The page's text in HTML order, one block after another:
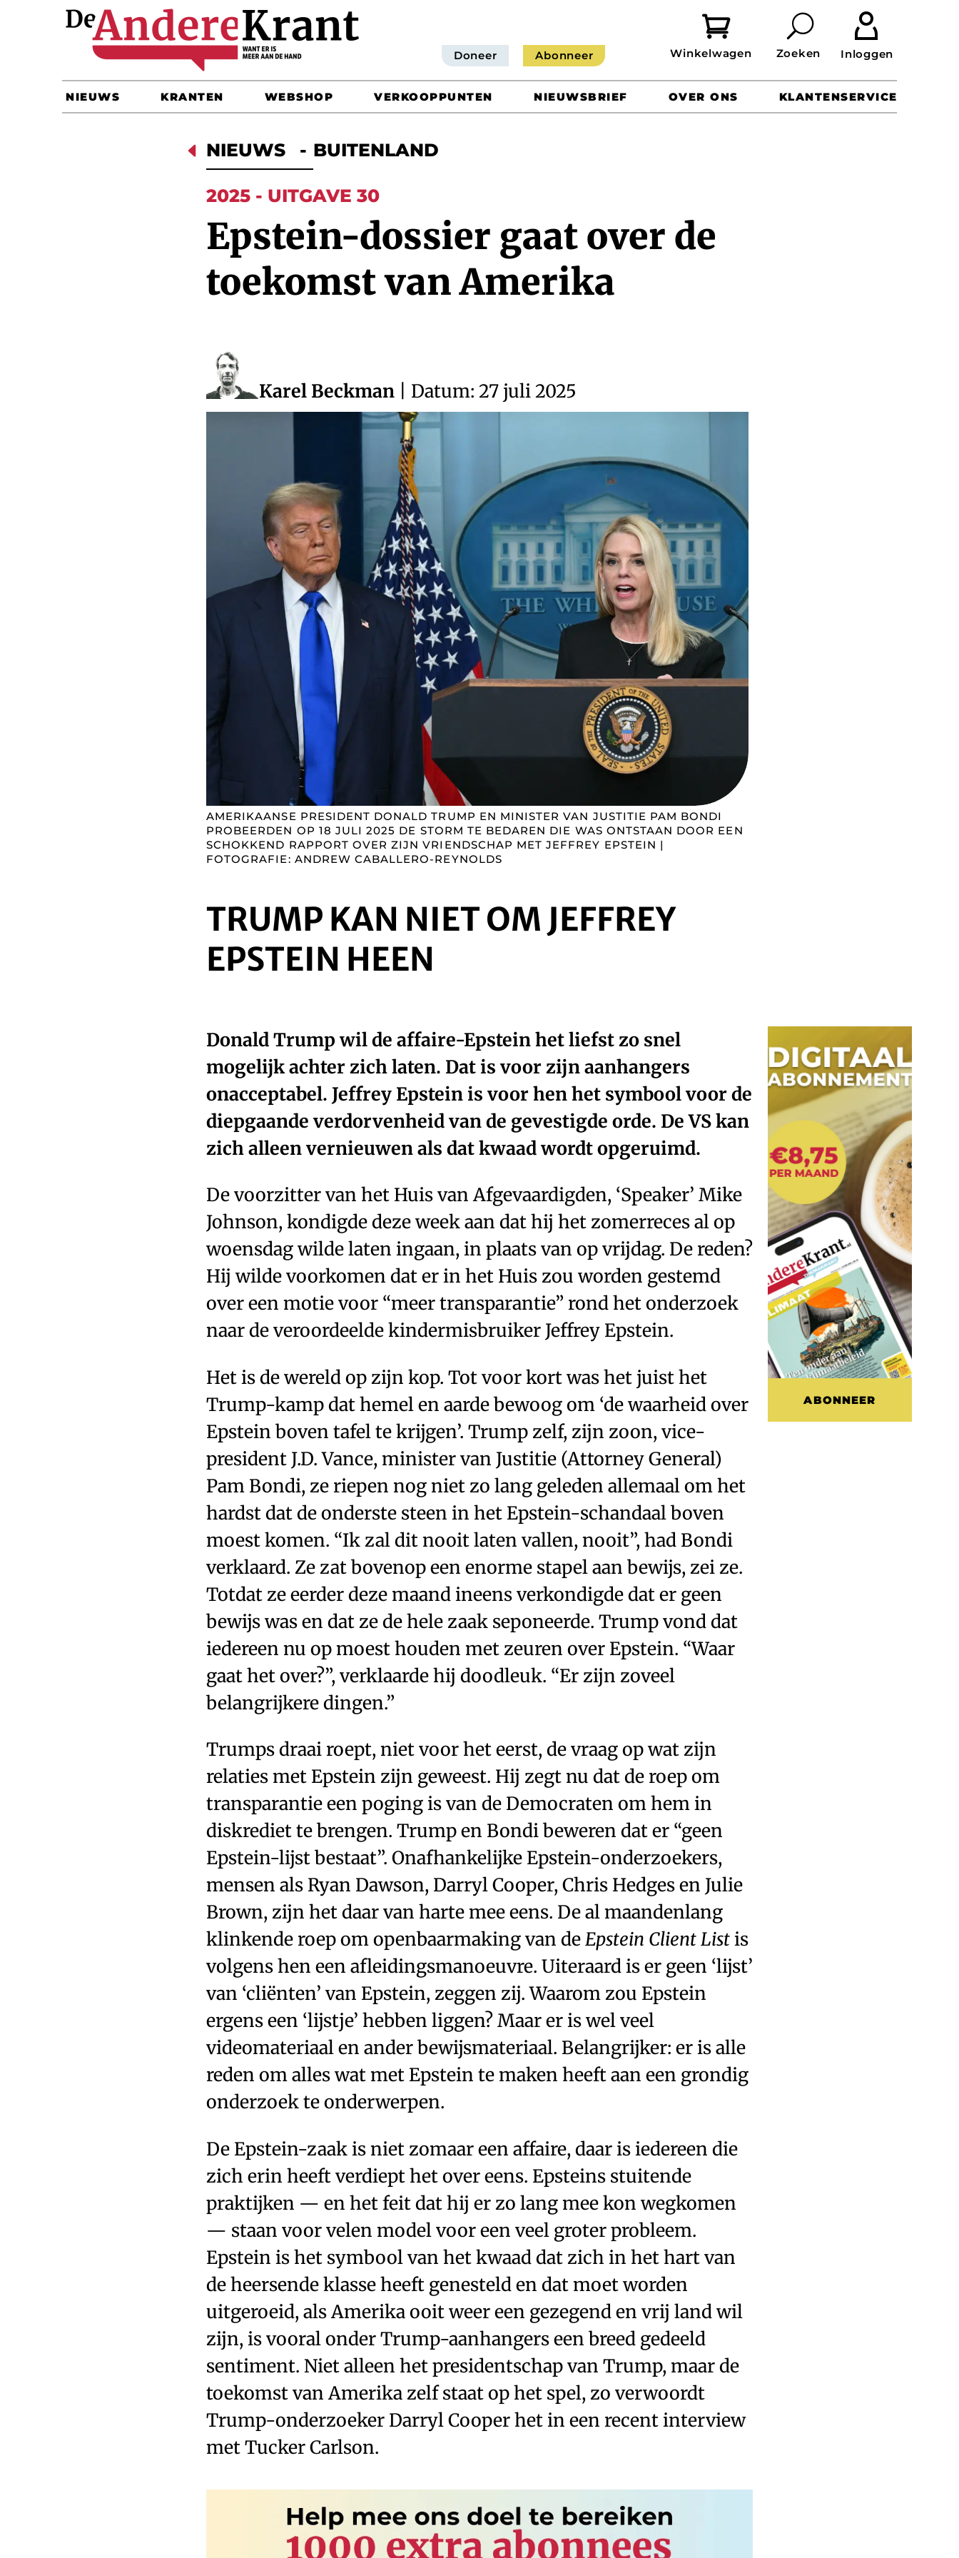
Doneer Abonneer
 
NIEUWS KRANTEN WEBSHOP VERKOOPPUNTEN NIEUWSBRIEF OVER ONS KLANTENSERVICE
D NIEUWS - BUITENLAND
2025 - UITGAVE 30
Epstein-dossier gaat over de
toekomst van Amerika
Karel Beckman| Datum: 27 juli 2025
AMERIKAANSE PRESIDENT DONALD TRUMP EN MINISTER VAN JUSTITIE PAM BONDI
PROBEERDEN OP 18 JULI 2025 DE STORM TE BEDAREN DIE WAS ONTSTAAN DOOR EEN
SCHOKKEND RAPPORT OVER ZIJN VRIENDSCHAP MET JEFFREY EPSTEIN |
FOTOGRAFIE: ANDREW CABALLERO-REYNOLDS
TRUMP KAN NIET OM JEFFREY
EPSTEIN HEEN
Donald Trump wil de affaire-Epstein het liefst zo snel
mogelijk achter zich laten. Dat is voor zijn aanhangers
onacceptabel. Jeffrey Epstein is voor hen het symbool voor de
diepgaande verdorvenheid van de gevestigde orde. De VS kan
zich alleen vernieuwen als dat kwaad wordt opgeruimd.
De voorzitter van het Huis van Afgevaardigden, ‘Speaker’ Mike
Johnson, kondigde deze week aan dat hij het zomerreces al op
woensdag wilde laten ingaan, in plaats van op vrijdag. De reden?
Hij wilde voorkomen dat er in het Huis zou worden gestemd
over een motie voor “meer transparantie” rond het onderzoek
naar de veroordeelde kindermisbruiker Jeffrey Epstein.
Het is de wereld op zijn kop. Tot voor kort was het juist het
Trump-kamp dat hemel en aarde bewoog om ‘de waarheid over
Epstein boven tafel te krijgen’. Trump zelf, zijn zoon, vice-
president J.D. Vance, minister van Justitie (Attorney General)
Pam Bondi, ze riepen nog niet zo lang geleden allemaal om het
hardst dat de onderste steen in het Epstein-schandaal boven
moest komen. “Ik zal dit nooit laten vallen, nooit”, had Bondi
verklaard. Ze zat bovenop een enorme stapel aan bewijs, zei ze.
Totdat ze eerder deze maand ineens verkondigde dat er geen
bewijs was en dat ze de hele zaak seponeerde. Trump vond dat
iedereen nu op moest houden met zeuren over Epstein. “Waar
gaat het over?”, verklaarde hij doodleuk. “Er zijn zoveel
belangrijkere dingen.”
Trumps draai roept, niet voor het eerst, de vraag op wat zijn
relaties met Epstein zijn geweest. Hij zegt nu dat de roep om
transparantie een poging is van de Democraten om hem in
diskrediet te brengen. Trump en Bondi beweren dat er “geen
Epstein-lijst bestaat”. Onafhankelijke Epstein-onderzoekers,
mensen als Ryan Dawson, Darryl Cooper, Chris Hedges en Julie
Brown, zijn het daar van harte mee eens. De al maandenlang
klinkende roep om openbaarmaking van deEpstein Client Listis
volgens hen een afleidingsmanoeuvre. Uiteraard is er geen ‘lijst’
van ‘cliënten’ van Epstein, zeggen zij. Waarom zou Epstein
ergens een ‘lijstje’ hebben liggen? Maar er is wel veel
videomateriaal en ander bewijsmateriaal. Belangrijker: er is alle
reden om alles wat met Epstein te maken heeft aan een grondig
onderzoek te onderwerpen.
De Epstein-zaak is niet zomaar een affaire, daar is iedereen die
zich erin heeft verdiept het over eens. Epsteins stuitende
praktijken — en het feit dat hij er zo lang mee kon wegkomen
— staan voor velen model voor een veel groter probleem.
Epstein is het symbool van het kwaad dat zich in het hart van
de heersende klasse heeft genesteld en dat moet worden
uitgeroeid, als Amerika ooit weer een gezegend en vrij land wil
zijn, is vooral onder Trump-aanhangers een breed gedeeld
sentiment. Niet alleen het presidentschap van Trump, maar de
toekomst van Amerika zelf staat op het spel, zo verwoordt
Trump-onderzoeker Darryl Cooper het in een recent interview
met Tucker Carlson.
ABONNEER